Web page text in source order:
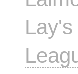
Lay's